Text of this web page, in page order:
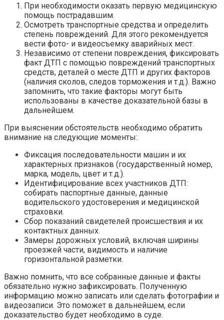
При необходимости оказать первую медицинскую
помощь пострадавшим.
Осмотреть транспортные средства и определить
степень повреждений. Для этого рекомендуется
вести фото- и видеосъемку аварийных мест.
Независимо от степени повреждения, фиксировать
факт ДТП с помощью повреждений транспортных
средств, деталей о месте ДТП и других факторов
(наличия сколов, следов торможения и т.д.). Важно
запомнить, что такие факторы могут быть
использованы в качестве доказательной базы в
дальнейшем.
При выяснении обстоятельств необходимо обратить
внимание на следующие моменты:
Фиксация последовательности машин и их
характерных признаков (государственный номер,
марка, модель, цвет и т.д.).
Идентифицирование всех участников ДТП:
собирать паспортные данные, данные
водительского удостоверения и медицинской
страховки.
Сбор показаний свидетелей происшествия и их
контактных данных.
Замеры дорожных условий, включая ширины
проезжей части, видимость и наличие
горизонтальной разметки.
Важно помнить, что все собранные данные и факты
обязательно нужно зафиксировать. Полученную
информацию можно записать или сделать фотографии и
видеозаписи. Это поможет в дальнейшем, если
доказательство будет необходимо в суде.